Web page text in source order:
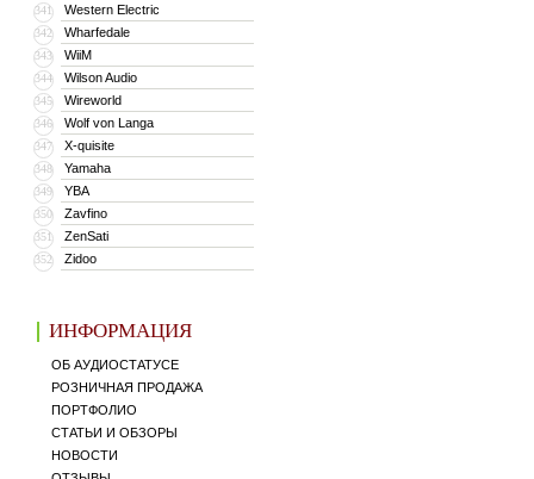
341 Western Electric
342 Wharfedale
343 WiiM
344 Wilson Audio
345 Wireworld
346 Wolf von Langa
347 X-quisite
348 Yamaha
349 YBA
350 Zavfino
351 ZenSati
352 Zidoo
ИНФОРМАЦИЯ
ОБ АУДИОСТАТУСЕ
РОЗНИЧНАЯ ПРОДАЖА
ПОРТФОЛИО
СТАТЬИ И ОБЗОРЫ
НОВОСТИ